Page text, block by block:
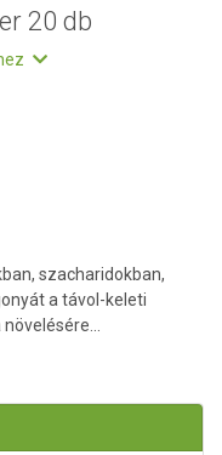
20 db
szacharidokban,
a távol-keleti